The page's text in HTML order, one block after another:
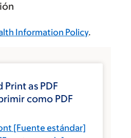
Information Policy.
Print as PDF
como PDF
[Fuente estándar]